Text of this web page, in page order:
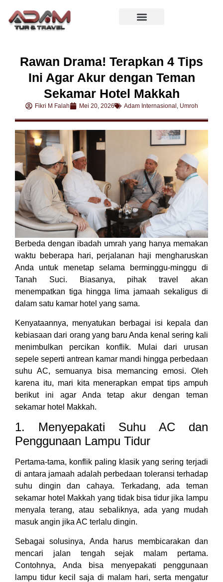
Rawan Drama! Terapkan 4 Tips
Ini Agar Akur dengan Teman
Sekamar Hotel Makkah
Fikri M Falah Mei 20, 2026 Adam Internasional , Umroh
Berbeda dengan ibadah umrah yang hanya memakan
waktu beberapa hari, perjalanan haji mengharuskan
Anda untuk menetap selama berminggu-minggu di
Tanah Suci. Biasanya, pihak travel akan
menempatkan tiga hingga lima jamaah sekaligus di
dalam satu kamar hotel yang sama.
Kenyataannya, menyatukan berbagai isi kepala dan
kebiasaan dari orang yang baru Anda kenal sering kali
menimbulkan percikan konflik. Mulai dari urusan
sepele seperti antrean kamar mandi hingga perbedaan
suhu AC, semuanya bisa memancing emosi. Oleh
karena itu, mari kita menerapkan empat tips ampuh
berikut ini agar Anda tetap akur dengan teman
sekamar hotel Makkah.
1. Menyepakati Suhu AC dan
Penggunaan Lampu Tidur
Pertama-tama, konflik paling klasik yang sering terjadi
di antara jamaah adalah perbedaan toleransi terhadap
suhu dingin dan cahaya. Terkadang, ada teman
sekamar hotel Makkah yang tidak bisa tidur jika lampu
menyala terang, atau sebaliknya, ada yang mudah
masuk angin jika AC terlalu dingin.
Sebagai solusinya, Anda harus membicarakan dan
mencari jalan tengah sejak malam pertama.
Contohnya, Anda bisa menyepakati penggunaan
lampu tidur kecil saja di malam hari, serta mengatur